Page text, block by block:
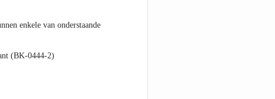
enkele van onderstaande
(BK-0444-2)